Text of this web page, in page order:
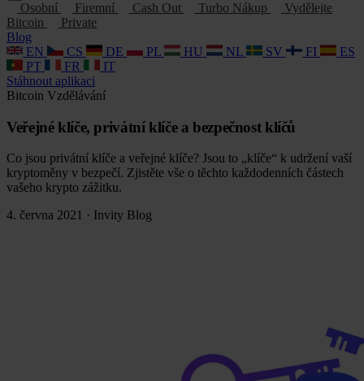
Osobní Firemní Cash Out Turbo Nákup
Vydělejte
Bitcoin
Private
Blog
EN
CS DE PL HU NL SV FI
ES
PT
FR
IT
Stáhnout aplikaci
Bitcoin Vzdělávání
Veřejné klíče, privátní klíče a bezpečnost klíčů
Co jsou privátní klíče a veřejné klíče? Jsou to „klíče“ k udržení vaší
kryptoměny v bezpečí. Zjistěte vše o těchto každodenních částech
vašeho krypto zážitku.
4. června 2021 · Invity Blog